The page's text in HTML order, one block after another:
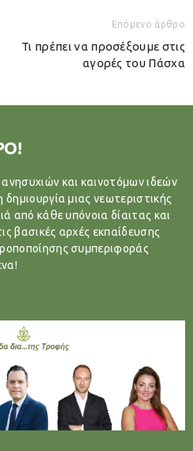
Επόμενο άρθρο
Τι πρέπει να προσέξουμε στις
αγορές του Πάσχα
και καινοτόμων ιδεών
μιας νεωτεριστικής
από κάθε υπόνοια δίαιτας και
βασικές αρχές εκπαίδευσης
συμπεριφοράς